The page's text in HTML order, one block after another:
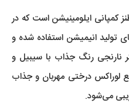
کمپانی ایلومینیشن است که در
تولید انیمیشن استفاده شده و
رنگ جذاب با سیبیل و
لوراکس درختی مهربان و جذاب
می‌شود.